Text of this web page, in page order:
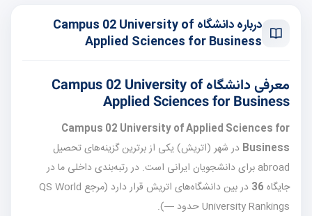
درباره دانشگاه Campus 02 University of
Applied Sciences for Business
معرفی دانشگاه Campus 02 University of
Applied Sciences for Business
Campus 02 University of Applied Sciences for
Business در شهر(اتریش) یکی از برترین گزینه‌های تحصیل
abroad برای دانشجویان ایرانی است. در رتبه‌بندی داخلی ما در
جایگاه 36
در بین دانشگاه‌های اتریش قرار دارد (مرجع QS World
University Rankings حدود —).